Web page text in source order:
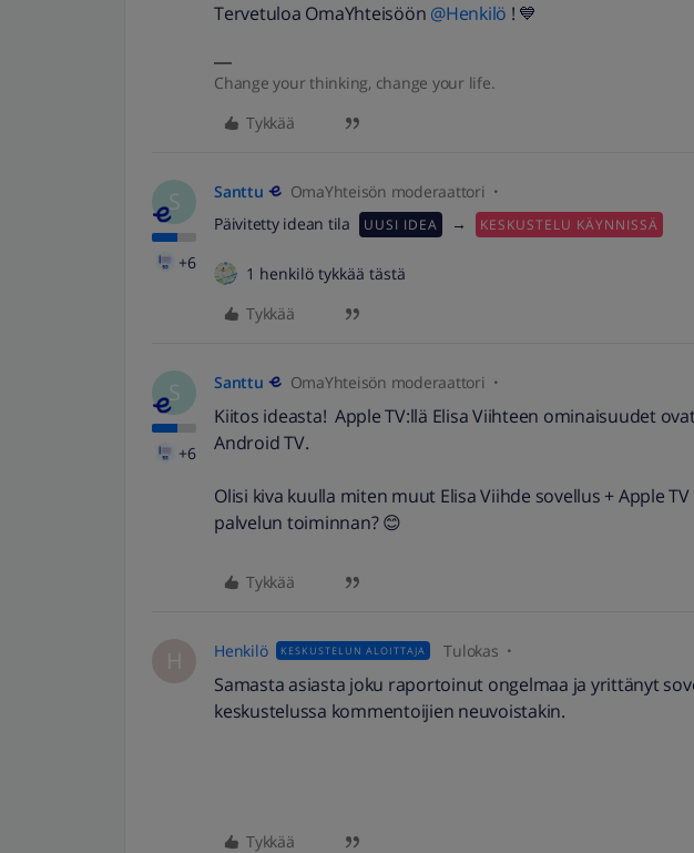
Tervetuloa OmaYhteisöön ​ @Henkilö ! 💙
Change your thinking, change your life.
Tykkää
S
+6
Santtu OmaYhteisön moderaattori
Päivitetty idean tila UUSI IDEA → KESKUSTELU KÄYNNISSÄ
1 henkilö tykkää tästä
Tykkää
S
+6
Santtu OmaYhteisön moderaattori
Kiitos ideasta! Apple TV:llä Elisa Viihteen ominaisuudet
Android TV.
Olisi kiva kuulla miten muut Elisa Viihde sovellus + Apple
palvelun toiminnan? 😊
Tykkää
H Henkilö KESKUSTELUN ALOITTAJA Tulokas
Samasta asiasta joku raportoinut ongelmaa ja yrittänyt
keskustelussa kommentoijien neuvoistakin.
Tykkää